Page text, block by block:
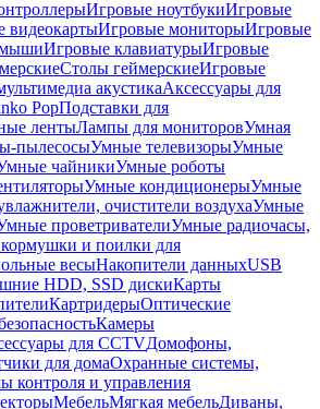
Игровые ноутбукиИгровые
видеокартыИгровые мониторыИгровые
Игровые клавиатурыИгровые
Столы геймерскиеИгровые
акустикаАксессуары для
PopПодставки для
лентыЛампы для мониторовУмная
пылесосыУмные телевизорыУмные
чайникиУмные роботы
Умные кондиционерыУмные
очистители воздухаУмные
проветривателиУмные радиочасы,
и поилки для
весыНакопители данныхUSB
HDD, SSD дискиКарты
КартридерыОптические
Камеры
для CCTVДомофоны,
для домаОхранные системы,
контроля и управления
МебельМягкая мебельДиваны,